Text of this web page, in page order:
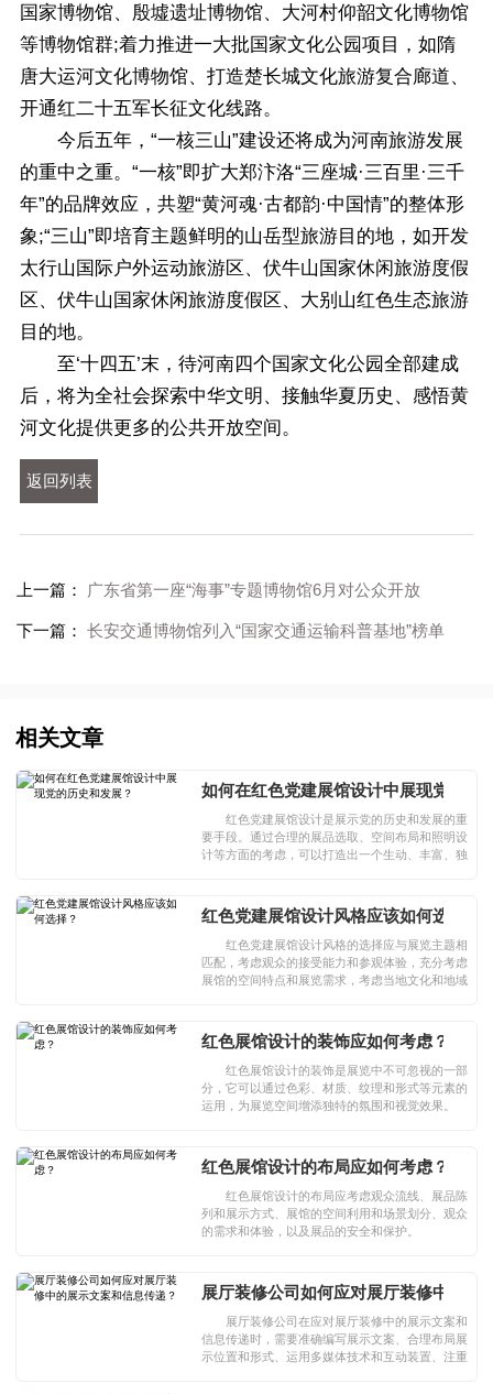
国家博物馆、殷墟遗址博物馆、大河村仰韶文化博物馆
等博物馆群;着力推进一大批国家文化公园项目，如隋
唐大运河文化博物馆、打造楚长城文化旅游复合廊道、
开通红二十五军长征文化线路。
今后五年，“一核三山”建设还将成为河南旅游发展
的重中之重。“一核”即扩大郑汴洛“三座城·三百里·三千
年”的品牌效应，共塑“黄河魂·古都韵·中国情”的整体形
象;“三山”即培育主题鲜明的山岳型旅游目的地，如开发
太行山国际户外运动旅游区、伏牛山国家休闲旅游度假
区、伏牛山国家休闲旅游度假区、大别山红色生态旅游
目的地。
至‘十四五’末，待河南四个国家文化公园全部建成
后，将为全社会探索中华文明、接触华夏历史、感悟黄
河文化提供更多的公共开放空间。
返回列表
上一篇： 广东省第一座“海事”专题博物馆6月对公众开放
下一篇：长安交通博物馆列入“国家交通运输科普基地”榜单
相关文章
如何在红色党建展馆设计中展现党的历
红色党建展馆设计是展示党的历史和发展的重
要手段。通过合理的展品选取、空间布局和照明设
计等方面的考虑，可以打造出一个生动、丰富、独
红色党建展馆设计风格应该如何选择？
红色党建展馆设计风格的选择应与展览主题相
匹配，考虑观众的接受能力和参观体验，充分考虑
展馆的空间特点和展览需求，考虑当地文化和地域
红色展馆设计的装饰应如何考虑？
红色展馆设计的装饰是展览中不可忽视的一部
分，它可以通过色彩、材质、纹理和形式等元素的
运用，为展览空间增添独特的氛围和视觉效果。
红色展馆设计的布局应如何考虑？
红色展馆设计的布局应考虑观众流线、展品陈
列和展示方式、展馆的空间利用和场景划分、观众
的需求和体验，以及展品的安全和保护。
展厅装修公司如何应对展厅装修中的展
展厅装修公司在应对展厅装修中的展示文案和
信息传递时，需要准确编写展示文案、合理布局展
示位置和形式、运用多媒体技术和互动装置、注重